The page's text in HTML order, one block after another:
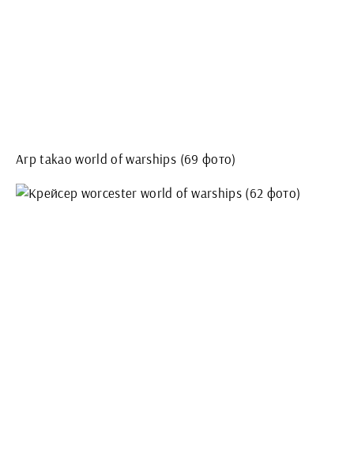
Arp takao world of warships (69 фото)